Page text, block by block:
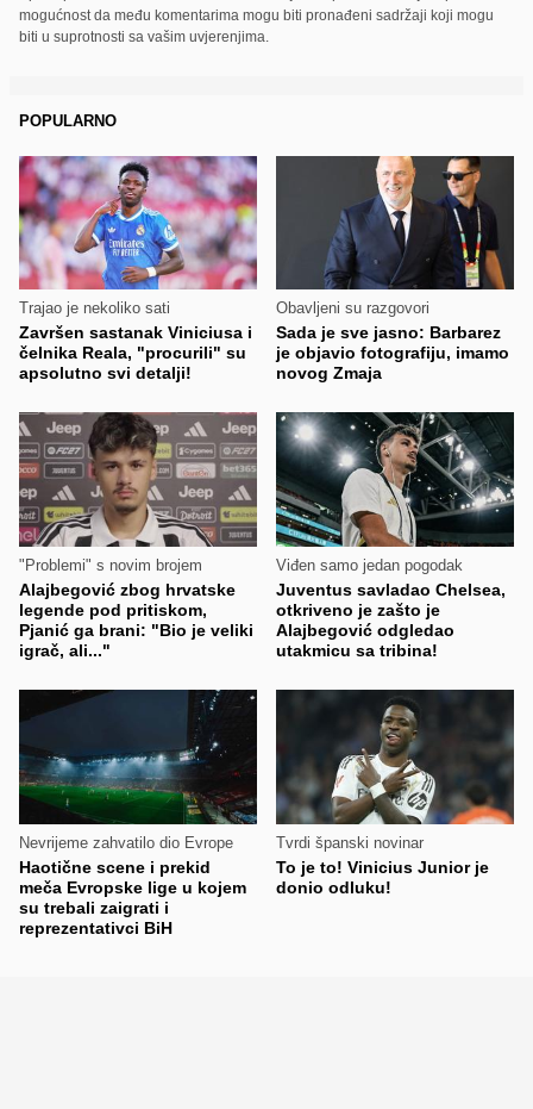
mogućnost da među komentarima mogu biti pronađeni sadržaji koji mogu
biti u suprotnosti sa vašim uvjerenjima.
POPULARNO
Trajao je nekoliko sati
Završen sastanak Viniciusa i
čelnika Reala, "procurili" su
apsolutno svi detalji!
Obavljeni su razgovori
Sada je sve jasno: Barbarez
je objavio fotografiju, imamo
novog Zmaja
"Problemi" s novim brojem
Alajbegović zbog hrvatske
legende pod pritiskom,
Pjanić ga brani: "Bio je veliki
igrač, ali..."
Viđen samo jedan pogodak
Juventus savladao Chelsea,
otkriveno je zašto je
Alajbegović odgledao
utakmicu sa tribina!
Nevrijeme zahvatilo dio Evrope
Haotične scene i prekid
meča Evropske lige u kojem
su trebali zaigrati i
reprezentativci BiH
Tvrdi španski novinar
To je to! Vinicius Junior je
donio odluku!